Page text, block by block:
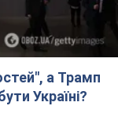
а Трамп
Україні?